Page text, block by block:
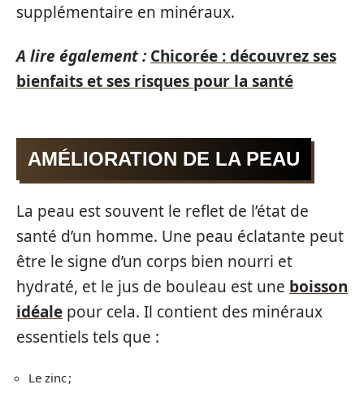
supplémentaire en minéraux.
A lire également : Chicorée : découvrez ses
bienfaits et ses risques pour la santé
AMÉLIORATION DE LA PEAU
La peau est souvent le reflet de l’état de
santé d’un homme. Une peau éclatante peut
être le signe d’un corps bien nourri et
hydraté, et le jus de bouleau est une boisson
idéale pour cela. Il contient des minéraux
essentiels tels que :
Le zinc ;